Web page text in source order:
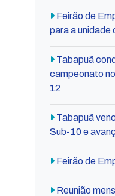
Feirão de
para a unidade
Tabapuã
campeonato
12
Tabapuã
Sub-10 e
Feirão de
Reunião